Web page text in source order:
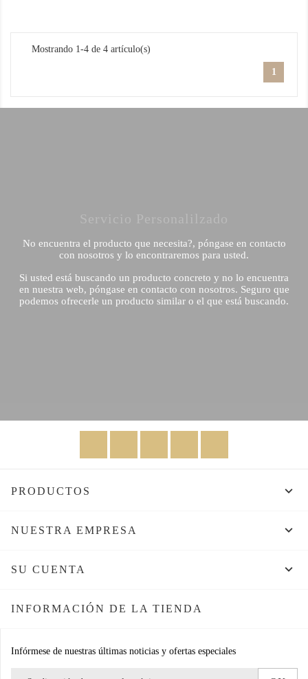
Mostrando 1-4 de 4 artículo(s)
1
No encuentra el producto que necesita?, póngase en contacto
con nosotros y lo encontraremos para usted.
Si usted está buscando un producto concreto y no lo encuentra
en nuestra web, póngase en contacto con nosotros. Seguro que
podemos ofrecerle un producto similar o el que está buscando.
PRODUCTOS 
NUESTRA EMPRESA 
SU CUENTA 
INFORMACIÓN DE LA TIENDA
Infórmese de nuestras últimas noticias y ofertas especiales